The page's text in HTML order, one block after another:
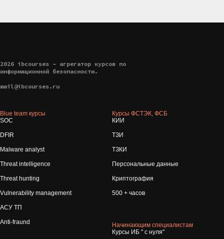
2026 ibcourses - агрегатор курсов по
информационной безопасности.
mail@ibcourses.ru
Blue team курсы
SOC
DFIR
Malware analyst
Threat intelligence
Threat hunting
Vulnerability management
АСУ ТП
Anti-fraund
Курсы ФСТЭК, ФСБ
КИИ
ТЗИ
ТЗКИ
Персональные данные
Криптография
500 + часов
Начинающим специалистам
Курсы ИБ " с нуля"